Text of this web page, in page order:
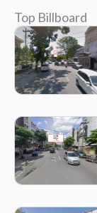
Top Billboard